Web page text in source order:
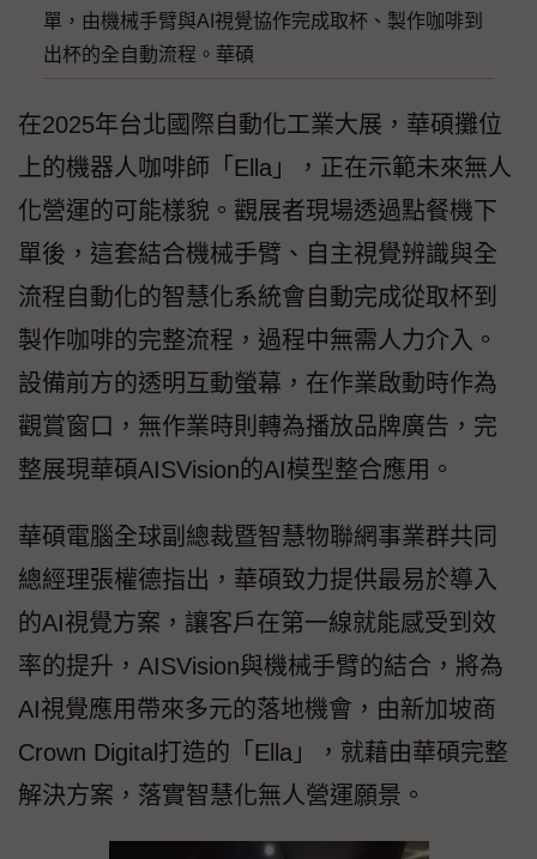
單，由機械手臂與AI視覺協作完成取杯、製作咖啡到
出杯的全自動流程。華碩
在2025年台北國際自動化工業大展，華碩攤位
上的機器人咖啡師「Ella」，正在示範未來無人
化營運的可能樣貌。觀展者現場透過點餐機下
單後，這套結合機械手臂、自主視覺辨識與全
流程自動化的智慧化系統會自動完成從取杯到
製作咖啡的完整流程，過程中無需人力介入。
設備前方的透明互動螢幕，在作業啟動時作為
觀賞窗口，無作業時則轉為播放品牌廣告，完
整展現華碩AISVision的AI模型整合應用。
華碩電腦全球副總裁暨智慧物聯網事業群共同
總經理張權德指出，華碩致力提供最易於導入
的AI視覺方案，讓客戶在第一線就能感受到效
率的提升，AISVision與機械手臂的結合，將為
AI視覺應用帶來多元的落地機會，由新加坡商
Crown Digital打造的「Ella」，就藉由華碩完整
解決方案，落實智慧化無人營運願景。